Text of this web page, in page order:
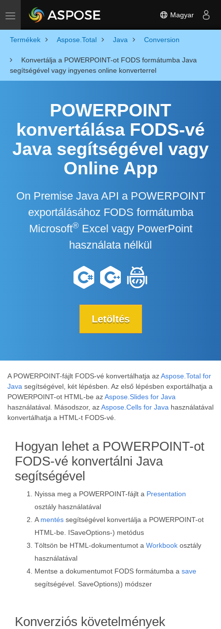
Toggle navigation Magyar
Termékek Aspose.Total Java Conversion
Konvertálja a POWERPOINT-ot FODS formátumba Java
segítségével vagy ingyenes online konverterrel
POWERPOINT
konvertálása FODS-vé
Java segítségével vagy
Online App
On Premise Java API a POWERPOINT
exportálásához FODS formátumba
Microsoft®Excel vagy PowerPoint
használata nélkül
Letöltés
A POWERPOINT-fájlt FODS-vé konvertálhatja azAspose.Total for
Java segítségével, két lépésben. Az első lépésben exportálhatja a
POWERPOINT-ot HTML-be azAspose.Slides for Java
használatával. Másodszor, azAspose.Cells for Java használatával
konvertálhatja a HTML-t FODS-vé.
Hogyan lehet a POWERPOINT-ot
FODS-vé konvertálni Java
segítségével
Nyissa meg a POWERPOINT-fájlt a Presentation
osztály használatával
A mentés segítségével konvertálja a POWERPOINT-ot
HTML-be. ISaveOptions-) metódus
Töltsön be HTML-dokumentumot a Workbook osztály
használatával
Mentse a dokumentumot FODS formátumba a save
segítségével. SaveOptions)) módszer
Konverziós követelmények